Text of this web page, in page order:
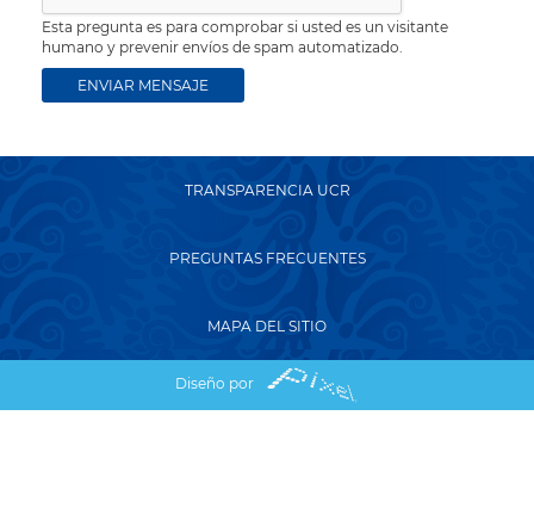
Esta pregunta es para comprobar si usted es un visitante
humano y prevenir envíos de spam automatizado.
TRANSPARENCIA UCR
PREGUNTAS FRECUENTES
MAPA DEL SITIO
Diseño por